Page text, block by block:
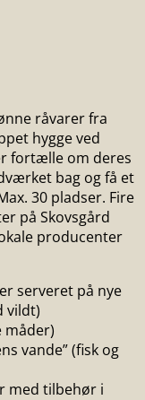
råvarer fra
hygge ved
fortælle om deres
bag og få et
30 pladser. Fire
på Skovsgård
producenter
serveret på nye
vildt)
måder)
vande” (fisk og
med tilbehør i